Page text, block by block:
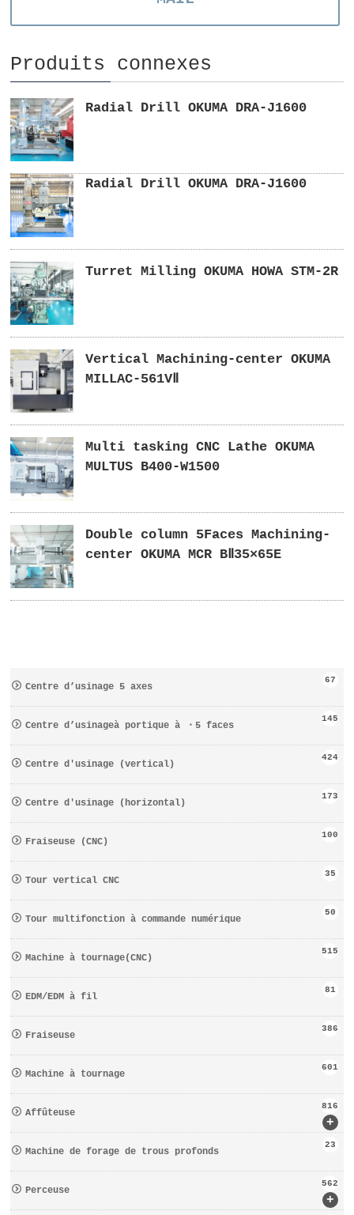
Produits connexes
Radial Drill OKUMA DRA-J1600
Radial Drill OKUMA DRA-J1600
Turret Milling OKUMA HOWA STM-2R
Vertical Machining-center OKUMA
MILLAC-561VⅡ
Multi tasking CNC Lathe OKUMA
MULTUS B400-W1500
Double column 5Faces Machining-
center OKUMA MCR BⅡ35×65E
Centre d’usinage 5 axes
67
Centre d’usinageà portique à ・5 faces
145
Centre d′usinage (vertical)
424
Centre d′usinage (horizontal)
173
Fraiseuse (CNC)
100
Tour vertical CNC
35
Tour multifonction à commande numérique
50
Machine à tournage(CNC)
515
EDM/EDM à fil
81
Fraiseuse
386
Machine à tournage
601
+
Affûteuse
816
Machine de forage de trous profonds
23
+
Perceuse
562